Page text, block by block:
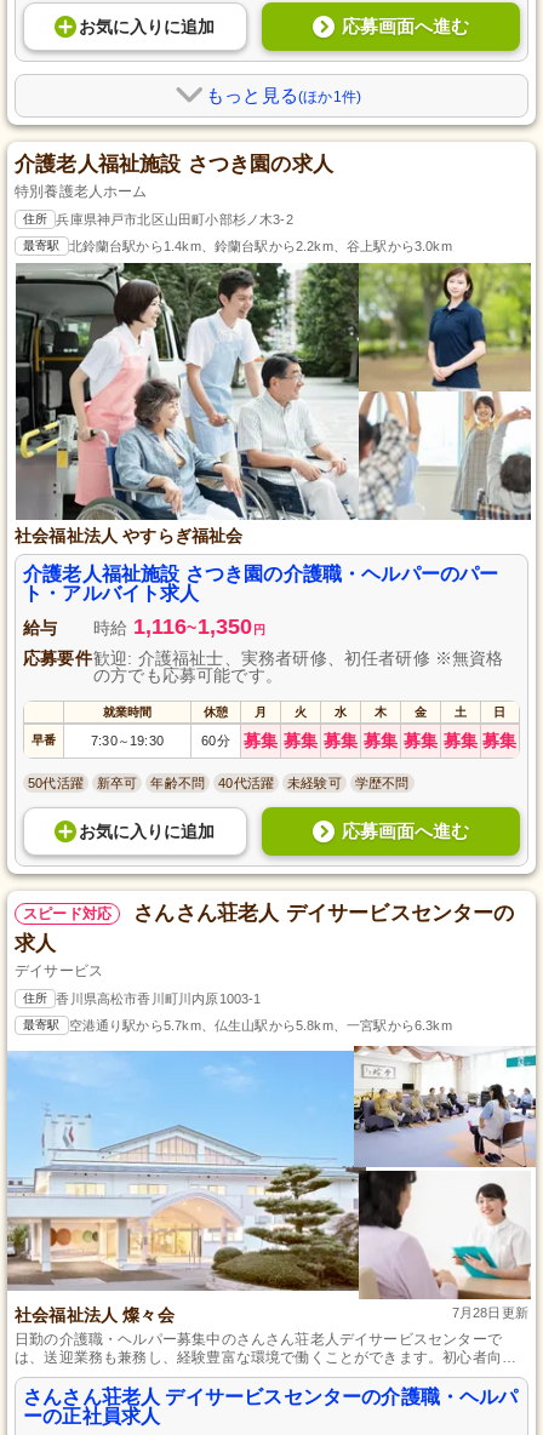
お気に入り に追加 応募画面へ進む
もっと見る(ほか1件)
介護老人福祉施設 さつき園の求人
特別養護老人ホーム
住所 兵庫県神戸市北区山田町小部杉ノ木3-2
最寄駅 北鈴蘭台駅から1.4km、鈴蘭台駅から2.2km、谷上駅から3.0km
社会福祉法人 やすらぎ福祉会
介護老人福祉施設 さつき園の介護職・ヘルパーのパー
ト・アルバイト求人
給与 時給 1,116~1,350 円
応募要件歓迎: 介護福祉士、実務者研修、初任者研修 ※無資格
の方でも応募可能です。
就業時間 休憩 月 火 水 木 金 土 日
早番 7:30～ 19:30 60分 募集 募集 募集 募集 募集 募集 募集
50代活躍 新卒可 年齢不問 40代活躍 未経験可 学歴不問
お気に入り に追加 応募画面へ進む
スピード対応
さんさん荘老人 デイサービスセンターの
求人
デイサービス
住所 香川県高松市香川町川内原1003-1
最寄駅 空港通り駅から5.7km、仏生山駅から5.8km、一宮駅から6.3km
社会福祉法人 燦々会 7月28日更新
日勤の介護職・ヘルパー募集中のさんさん荘老人デイサービスセンターで
は、送迎業務も兼務し、経験豊富な環境で働くことができます。初心者向け
の充実した指導体制と、自己の時間を大切にしつつ働けるワークライフバラ
ンスの取れた環境があります。また、利用者の満足度を重視し、スタッフ間
の協力体制を尊重しています。
さんさん荘老人 デイサービスセンターの介護職・ヘルパ
ーの正社員求人